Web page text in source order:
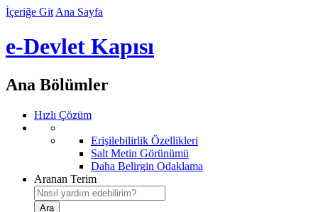
İçeriğe Git Ana Sayfa
e-Devlet Kapısı
Ana Bölümler
Hızlı Çözüm
Erişilebilirlik Özellikleri
Salt Metin Görünümü
Daha Belirgin Odaklama
Aranan Terim